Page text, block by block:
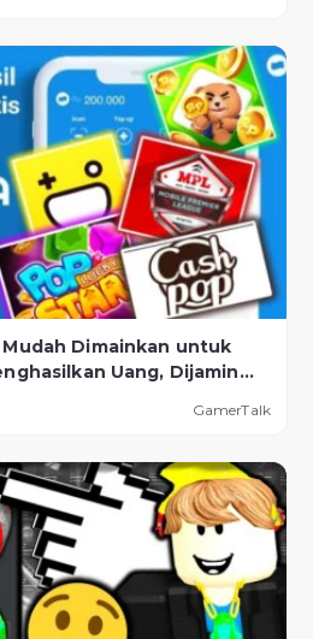
Mudah Dimainkan untuk
Uang, Dijamin
GamerTalk